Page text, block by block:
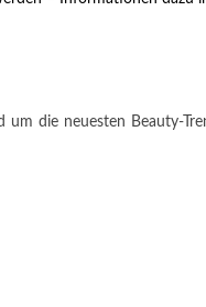
die neuesten Beauty-